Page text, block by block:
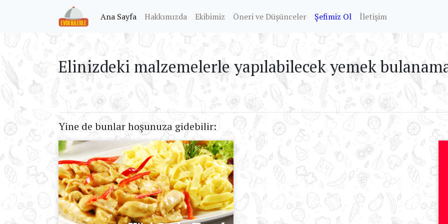
Ana Sayfa (current)
Hakkımızda Ekibimiz Öneri ve Düşünceler Şefimiz Ol İletişim
Elinizdeki malzemelerle yapılabilecek yemek
Yine de bunlar hoşunuza gidebilir: